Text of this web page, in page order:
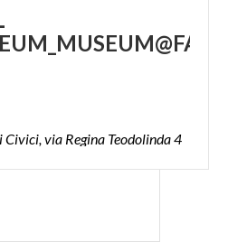
Civici,via Regina Teodolinda4